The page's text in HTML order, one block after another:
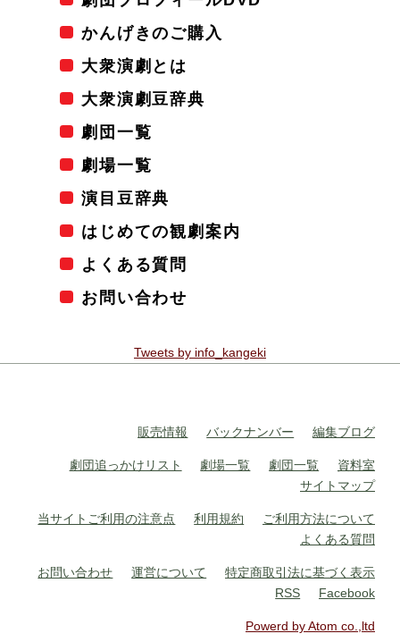
かんげきのご購入
大衆演劇とは
大衆演劇豆辞典
劇団一覧
劇場一覧
演目豆辞典
はじめての観劇案内
よくある質問
お問い合わせ
Tweets by info_kangeki
販売情報 バックナンバー 編集ブログ
劇団追っかけリスト 劇場一覧 劇団一覧
資料室
サイトマップ
当サイトご利用の注意点 利用規約
ご利用方法について
よくある質問
お問い合わせ 運営について
特定商取引法に基づく表示
RSS
Facebook
Powerd by Atom co.,ltd